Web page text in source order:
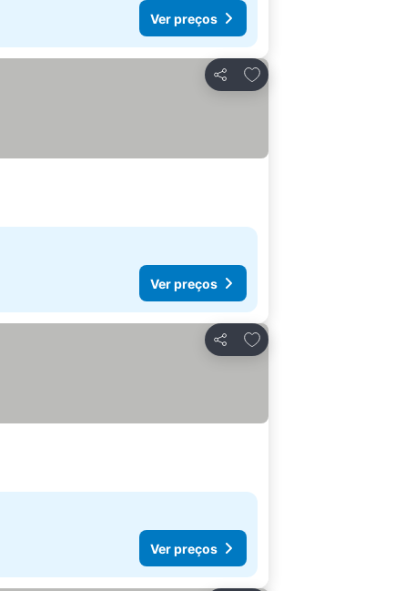
Ver preços
Partilhar
Adicionar aos favoritos
Ver preços
Partilhar
Adicionar aos favoritos
Ver preços